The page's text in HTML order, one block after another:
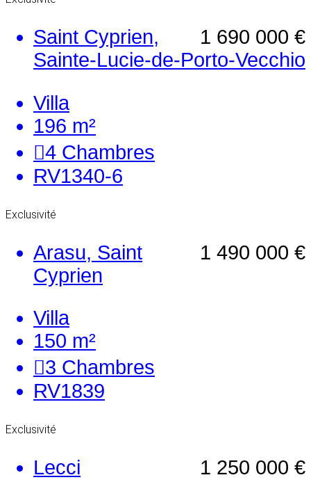
1 690 000 €
Saint Cyprien,
Sainte-Lucie-de-Porto-Vecchio
Villa
196 m²
4 Chambres
RV1340-6
Exclusivité
1 490 000 €
Arasu, Saint
Cyprien
Villa
150 m²
3 Chambres
RV1839
Exclusivité
1 250 000 €
Lecci